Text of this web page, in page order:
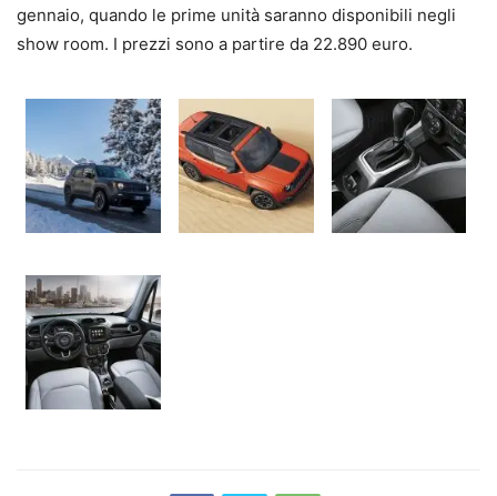
gennaio, quando le prime unità saranno disponibili negli
show room. I prezzi sono a partire da 22.890 euro.